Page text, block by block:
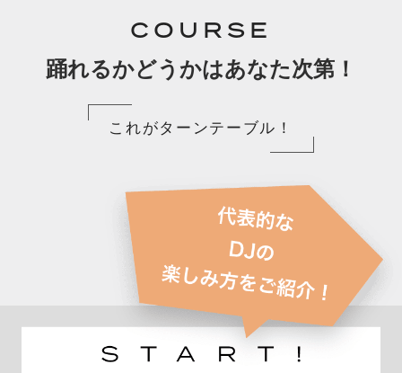
COURSE
踊れるかどうかはあなた次第！
これがターンテーブル！